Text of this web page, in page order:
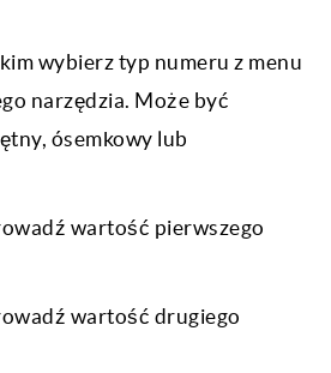
wybierz typ numeru z menu
narzędzia. Może być
ósemkowy lub
wartość pierwszego
wartość drugiego